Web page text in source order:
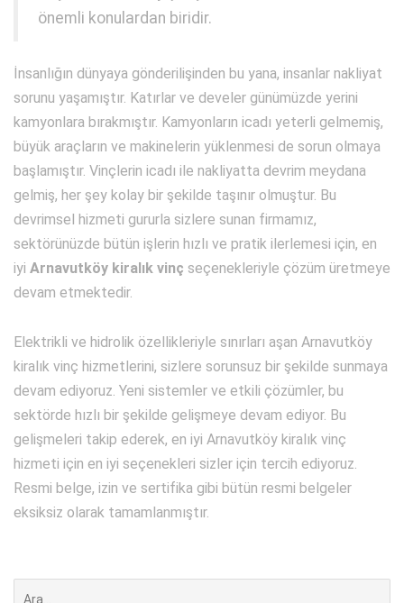
önemli konulardan biridir.
İnsanlığın dünyaya gönderilişinden bu yana, insanlar nakliyat
sorunu yaşamıştır. Katırlar ve develer günümüzde yerini
kamyonlara bırakmıştır. Kamyonların icadı yeterli gelmemiş,
büyük araçların ve makinelerin yüklenmesi de sorun olmaya
başlamıştır. Vinçlerin icadı ile nakliyatta devrim meydana
gelmiş, her şey kolay bir şekilde taşınır olmuştur. Bu
devrimsel hizmeti gururla sizlere sunan firmamız,
sektörünüzde bütün işlerin hızlı ve pratik ilerlemesi için, en
iyi Arnavutköy kiralık vinç seçenekleriyle çözüm üretmeye
devam etmektedir.
Elektrikli ve hidrolik özellikleriyle sınırları aşan Arnavutköy
kiralık vinç hizmetlerini, sizlere sorunsuz bir şekilde sunmaya
devam ediyoruz. Yeni sistemler ve etkili çözümler, bu
sektörde hızlı bir şekilde gelişmeye devam ediyor. Bu
gelişmeleri takip ederek, en iyi Arnavutköy kiralık vinç
hizmeti için en iyi seçenekleri sizler için tercih ediyoruz.
Resmi belge, izin ve sertifika gibi bütün resmi belgeler
eksiksiz olarak tamamlanmıştır.